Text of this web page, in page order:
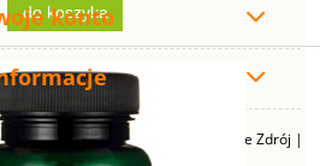
do koszyka
konto
Zimowa 49B, 43-230 Goczałkowice Zdrój |
| REGON: 276280385 | Email: